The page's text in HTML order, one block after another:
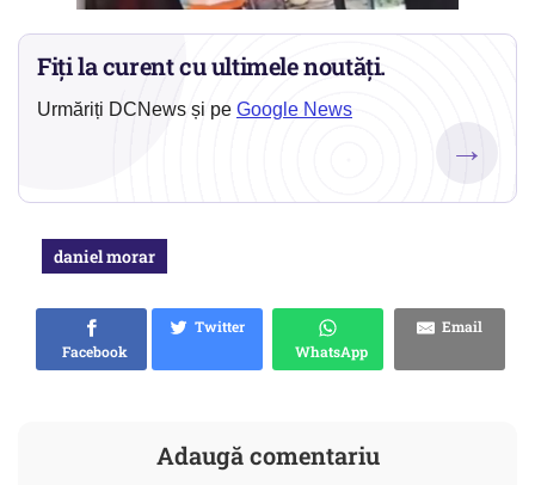
Fiți la curent cu ultimele noutăți.
Urmăriți DCNews și pe Google News
→
daniel morar
Facebook
Twitter
WhatsApp
Email
Adaugă comentariu